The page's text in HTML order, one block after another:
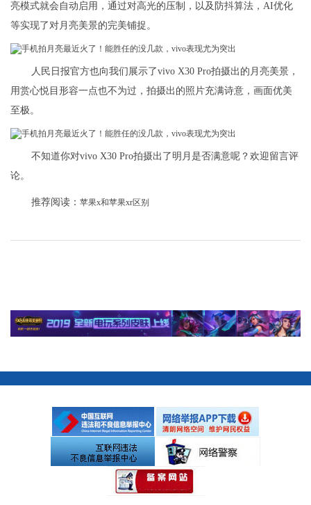
亮模式就会自动启用，通过对高光的压制，以及防抖算法，AI优化
等实现了对月亮美景的完美铺捉。
人民日报官方也向我们展示了vivo X30 Pro拍摄出的月亮美景，
用赏心悦目形容一点也不为过，拍摄出的照片充满诗意，画面优美
至极。
不知道你对vivo X30 Pro拍摄出了明月是否满意呢？欢迎留言评
论。
推荐阅读： 苹果x和苹果xr区别